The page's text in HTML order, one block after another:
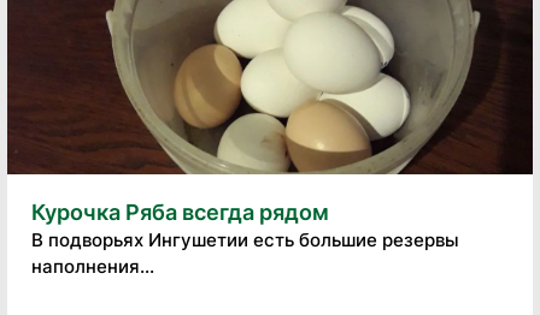
Курочка Ряба всегда рядом
В подворьях Ингушетии есть большие резервы
наполнения...